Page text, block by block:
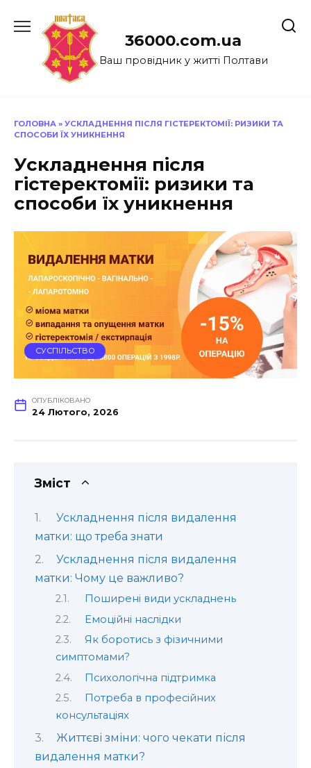
до
36000.com.ua
Ваш провідник у житті Полтави
ГОЛОВНА » УСКЛАДНЕННЯ ПІСЛЯ ГІСТЕРЕКТОМІЇ: РИЗИКИ ТА
СПОСОБИ ЇХ УНИКНЕННЯ
Ускладнення після
гістеректомії: ризики та
способи їх уникнення
СУСПІЛЬСТВО
ОПУБЛІКОВАНО
24 Лютого, 2026
Зміст
Ускладнення після видалення
матки: що треба знати
Ускладнення після видалення
матки: Чому це важливо?
Поширені види ускладнень
Емоційні наслідки
Як боротись з фізичними
симптомами?
Психологічна підтримка
Потреба в професійних
консультаціях
Життєві зміни: чого чекати після
видалення матки?